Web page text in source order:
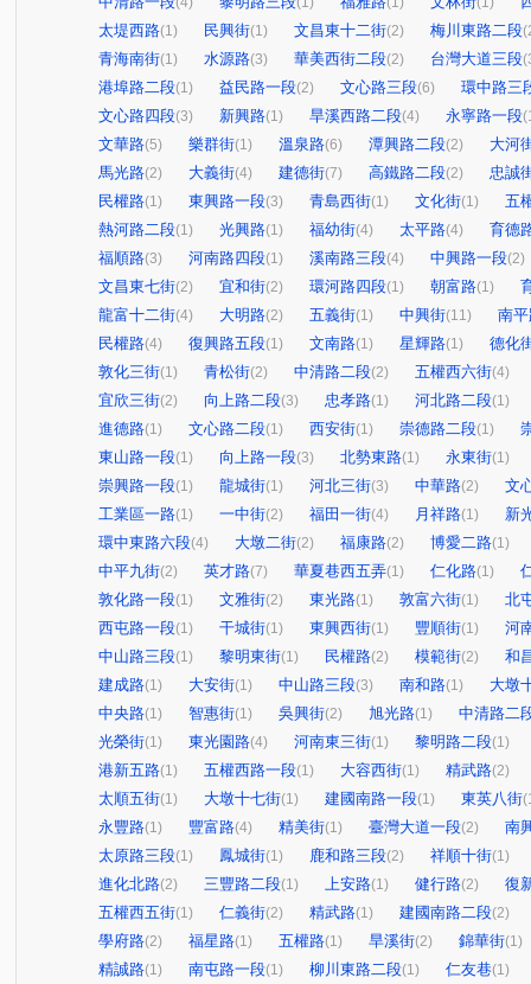
太堤西路(1) 民興街(1) 文昌東十二街(2) 梅川東路二段
青海南街(1) 水源路(3) 華美西街二段(2) 台灣大道三段
港埠路二段(1) 益民路一段(2) 文心路三段(6)
環中路三
文心路四段(3) 新興路(1) 旱溪西路二段(4) 永寧路一段
文華路(5) 樂群街(1) 溫泉路(6) 潭興路二段(2)
大河
馬光路(2) 大義街(4) 建德街(7) 高鐵路二段(2)
忠誠
民權路(1) 東興路一段(3) 青島西街(1) 文化街(1)
五
熱河路二段(1) 光興路(1) 福幼街(4) 太平路(4)
育德
福順路(3) 河南路四段(1) 溪南路三段(4) 中興路一段(2)
文昌東七街(2) 宜和街(2) 環河路四段(1) 朝富路(1)
龍富十二街(4) 大明路(2) 五義街(1) 中興街(11)
南
民權路(4) 復興路五段(1) 文南路(1) 星輝路(1)
德化
敦化三街(1) 青松街(2) 中清路二段(2) 五權西六街(4)
宜欣三街(2) 向上路二段(3) 忠孝路(1) 河北路二段(1)
進德路(1) 文心路二段(1) 西安街(1) 崇德路二段(1)
東山路一段(1) 向上路一段(3) 北勢東路(1) 永東街(1)
崇興路一段(1) 龍城街(1) 河北三街(3) 中華路(2)
文
工業區一路(1) 一中街(2) 福田一街(4) 月祥路(1)
新
環中東路六段(4) 大墩二街(2) 福康路(2) 博愛二路(1)
中平九街(2) 英才路(7) 華夏巷西五弄(1) 仁化路(1)
敦化路一段(1) 文雅街(2) 東光路(1) 敦富六街(1)
北
西屯路一段(1) 干城街(1) 東興西街(1) 豐順街(1)
河
中山路三段(1) 黎明東街(1) 民權路(2) 模範街(2)
和
建成路(1) 大安街(1) 中山路三段(3) 南和路(1)
大墩
中央路(1) 智惠街(1) 吳興街(2) 旭光路(1)
中清路二
光榮街(1) 東光園路(4) 河南東三街(1) 黎明路二段(1)
港新五路(1) 五權西路一段(1) 大容西街(1) 精武路(2)
太順五街(1) 大墩十七街(1) 建國南路一段(1) 東英八街
永豐路(1) 豐富路(4) 精美街(1) 臺灣大道一段(2)
南
太原路三段(1) 鳳城街(1) 鹿和路三段(2) 祥順十街(1)
進化北路(2) 三豐路二段(1) 上安路(1) 健行路(2)
復
五權西五街(1) 仁義街(2) 精武路(1) 建國南路二段(2)
學府路(2) 福星路(1) 五權路(1) 旱溪街(2) 錦華街(1)
精誠路(1) 南屯路一段(1) 柳川東路二段(1) 仁友巷(1)